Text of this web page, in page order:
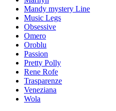
Mandy mystery Line
Music Legs
Obsessive
Omero
Oroblu
Passion
Pretty Polly
Rene Rofe
Trasparenze
Veneziana
Wola